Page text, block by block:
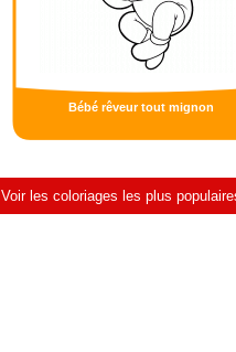
Bébé rêveur tout mignon
Voir les coloriages les plus